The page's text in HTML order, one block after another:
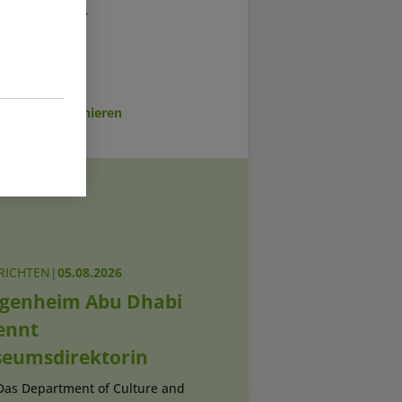
möchte der
abonnieren
|05.08.2026
Abu Dhabi
Department of Culture and